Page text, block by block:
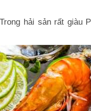
hải sản rất giàu